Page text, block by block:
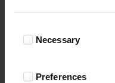
SelectionNecessary
Preferences